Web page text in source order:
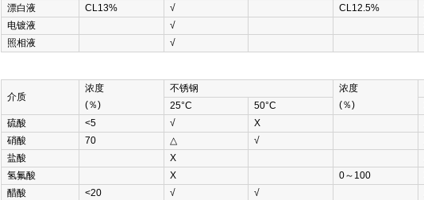
漂白液
CL13% √ CL12.5%
电镀液
√
照相液
√
介质
浓度
(％)
不锈钢
浓度
(％)
25°C
50°C
硫酸
<5 √ Χ
硝酸
70 △ √
盐酸
Χ
氢氟酸
Χ 0～100
醋酸
<20 √ √